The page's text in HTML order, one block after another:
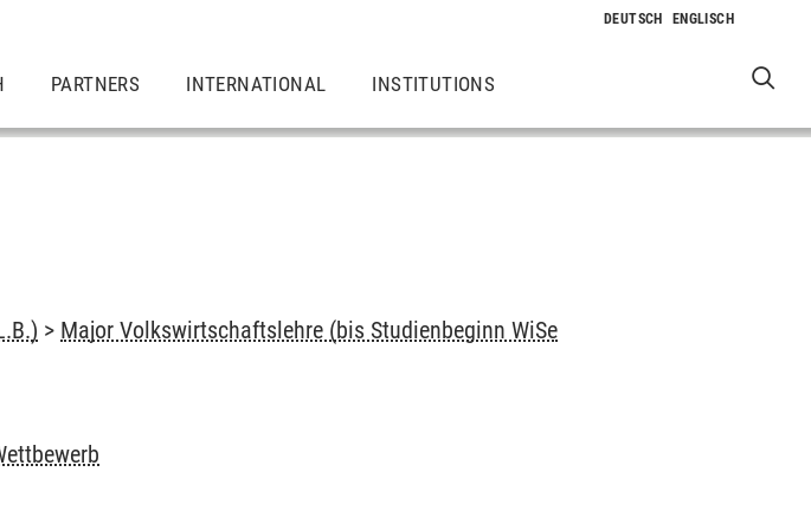
PARTNERS INTERNATIONAL INSTITUTIONS
> Major Volkswirtschaftslehre (bis Studienbeginn WiSe